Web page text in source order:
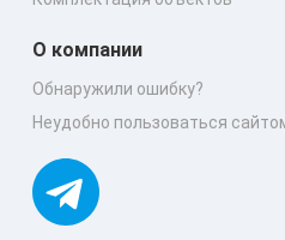
О компании
Обнаружили ошибку?
Неудобно пользоваться